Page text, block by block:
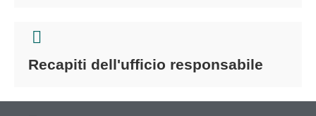
Recapiti dell'ufficio responsabile